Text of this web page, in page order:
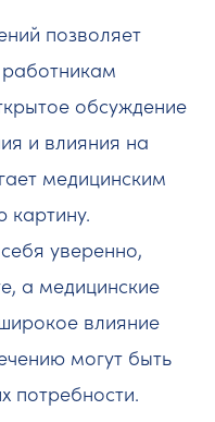
позволяет
обсуждение
и влияния на
медицинским
картину.
уверенно,
а медицинские
влияние
могут быть
потребности.